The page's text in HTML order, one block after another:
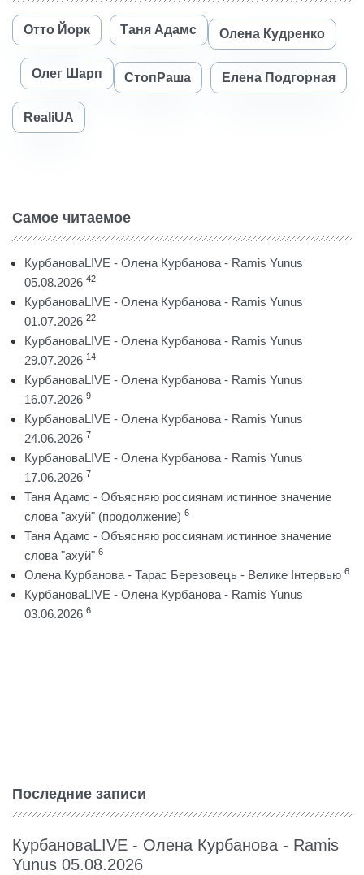
Отто Йорк Таня Адамс Олена Кудренко
Олег Шарп СтопРаша Елена Подгорная
RealiUA
Самое читаемое
КурбановаLIVE - Олена Курбанова - Ramis Yunus
05.08.2026 42
КурбановаLIVE - Олена Курбанова - Ramis Yunus
01.07.2026 22
КурбановаLIVE - Олена Курбанова - Ramis Yunus
29.07.2026 14
КурбановаLIVE - Олена Курбанова - Ramis Yunus
16.07.2026 9
КурбановаLIVE - Олена Курбанова - Ramis Yunus
24.06.2026 7
КурбановаLIVE - Олена Курбанова - Ramis Yunus
17.06.2026 7
Таня Адамс - Объясняю россиянам истинное значение
слова "ахуй" (продолжение) 6
Таня Адамс - Объясняю россиянам истинное значение
слова "ахуй" 6
Олена Курбанова - Тарас Березовець - Велике Інтервью 6
КурбановаLIVE - Олена Курбанова - Ramis Yunus
03.06.2026 6
Последние записи
КурбановаLIVE - Олена Курбанова - Ramis
Yunus 05.08.2026